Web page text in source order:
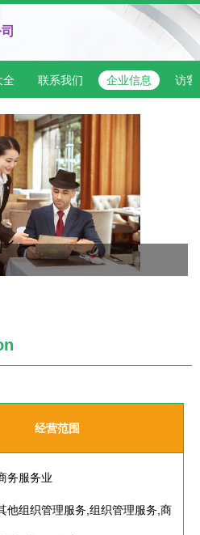
全 联系我们 企业信息 访客
经营范围
务服务业
他组织管理服务,组织管理服务,商